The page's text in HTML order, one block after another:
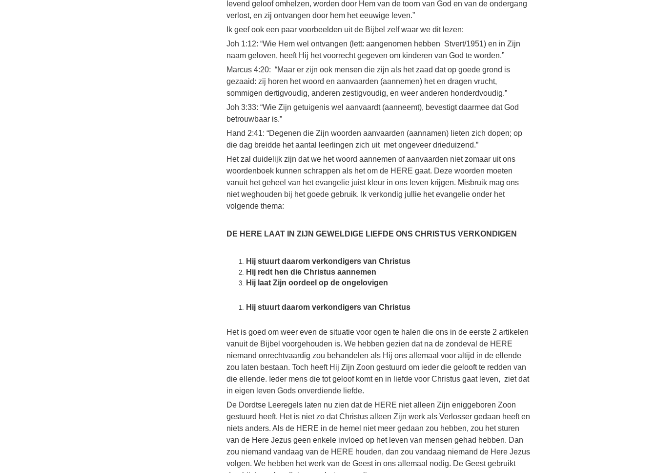
levend geloof omhelzen, worden door Hem van de toorn van God en van de ondergang
verlost, en zij ontvangen door hem het eeuwige leven.”
Ik geef ook een paar voorbeelden uit de Bijbel zelf waar we dit lezen:
Joh 1:12: “Wie Hem wel ontvangen (lett: aangenomen hebben Stvert/1951) en in Zijn
naam geloven, heeft Hij het voorrecht gegeven om kinderen van God te worden.”
Marcus 4:20: “Maar er zijn ook mensen die zijn als het zaad dat op goede grond is
gezaaid: zij horen het woord en aanvaarden (aannemen) het en dragen vrucht,
sommigen dertigvoudig, anderen zestigvoudig, en weer anderen honderdvoudig.”
Joh 3:33: “Wie Zijn getuigenis wel aanvaardt (aanneemt), bevestigt daarmee dat God
betrouwbaar is.”
Hand 2:41: “Degenen die Zijn woorden aanvaarden (aannamen) lieten zich dopen; op
die dag breidde het aantal leerlingen zich uit met ongeveer drieduizend.”
Het zal duidelijk zijn dat we het woord aannemen of aanvaarden niet zomaar uit ons
woordenboek kunnen schrappen als het om de HERE gaat. Deze woorden moeten
vanuit het geheel van het evangelie juist kleur in ons leven krijgen. Misbruik mag ons
niet weghouden bij het goede gebruik. Ik verkondig jullie het evangelie onder het
volgende thema:
DE HERE LAAT IN ZIJN GEWELDIGE LIEFDE ONS CHRISTUS VERKONDIGEN
Hij stuurt daarom verkondigers van Christus
Hij redt hen die Christus aannemen
Hij laat Zijn oordeel op de ongelovigen
Hij stuurt daarom verkondigers van Christus
Het is goed om weer even de situatie voor ogen te halen die ons in de eerste 2 artikelen
vanuit de Bijbel voorgehouden is. We hebben gezien dat na de zondeval de HERE
niemand onrechtvaardig zou behandelen als Hij ons allemaal voor altijd in de ellende
zou laten bestaan. Toch heeft Hij Zijn Zoon gestuurd om ieder die gelooft te redden van
die ellende. Ieder mens die tot geloof komt en in liefde voor Christus gaat leven, ziet dat
in eigen leven Gods onverdiende liefde.
De Dordtse Leeregels laten nu zien dat de HERE niet alleen Zijn eniggeboren Zoon
gestuurd heeft. Het is niet zo dat Christus alleen Zijn werk als Verlosser gedaan heeft en
niets anders. Als de HERE in de hemel niet meer gedaan zou hebben, zou het sturen
van de Here Jezus geen enkele invloed op het leven van mensen gehad hebben. Dan
zou niemand vandaag van de HERE houden, dan zou vandaag niemand de Here Jezus
volgen. We hebben het werk van de Geest in ons allemaal nodig. De Geest gebruikt